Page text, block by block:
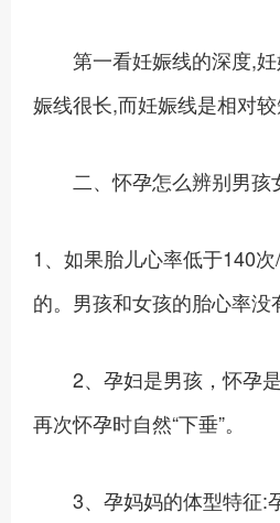
第一看妊娠线的深度,妊
娠线很长,而妊娠线是相对
二、怀孕怎么辨别男孩
1、如果胎儿心率低于140
的。男孩和女孩的胎心率
2、孕妇是男孩，怀孕是
再次怀孕时自然“下垂”。
3、孕妈妈的体型特征:孕